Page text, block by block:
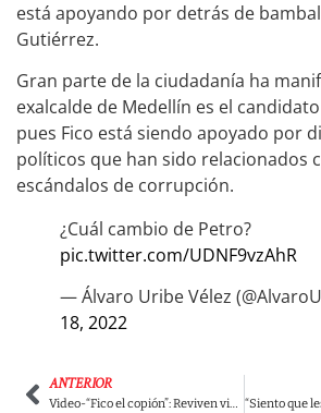
está apoyando por detrás de
Gutiérrez.
Gran parte de la ciudadanía ha
exalcalde de Medellín es el
pues Fico está siendo apoyado por
políticos que han sido relacionados
escándalos de corrupción.
¿Cuál cambio de Petro?
pic.twitter.com/UDNF9vzAhR
— Álvaro Uribe Vélez
18, 2022
ANTERIOR
Video-“Fico el copión”: Reviven video del candidato en un debate del Canal 1.